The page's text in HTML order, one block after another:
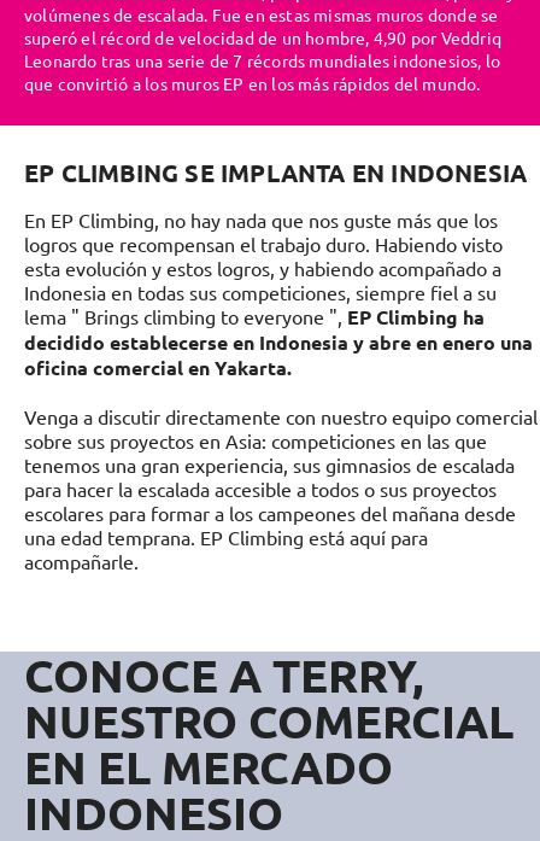
volúmenes de escalada. Fue en estas mismas muros donde se
superó el récord de velocidad de un hombre, 4,90 por Veddriq
Leonardo tras una serie de 7 récords mundiales indonesios, lo
que convirtió a los muros EP en los más rápidos del mundo.
EP CLIMBING SE IMPLANTA EN INDONESIA
En EP Climbing, no hay nada que nos guste más que los
logros que recompensan el trabajo duro. Habiendo visto
esta evolución y estos logros, y habiendo acompañado a
Indonesia en todas sus competiciones, siempre fiel a su
lema " Brings climbing to everyone ", EP Climbing ha
decidido establecerse en Indonesia y abre en enero una
oficina comercial en Yakarta.
Venga a discutir directamente con nuestro equipo comercial
sobre sus proyectos en Asia: competiciones en las que
tenemos una gran experiencia, sus gimnasios de escalada
para hacer la escalada accesible a todos o sus proyectos
escolares para formar a los campeones del mañana desde
una edad temprana. EP Climbing está aquí para
acompañarle.
CONOCE A TERRY,
NUESTRO COMERCIAL
EN EL MERCADO
INDONESIO